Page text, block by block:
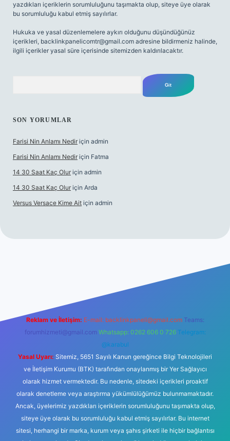
yazdıkları içeriklerin sorumluluğunu taşımakta olup, siteye üye olarak
bu sorumluluğu kabul etmiş sayılırlar.
Hukuka ve yasal düzenlemelere aykırı olduğunu düşündüğünüz
içerikleri, backlinkpanelicomtr@gmail.com adresine bildirmeniz halinde,
ilgili içerikler yasal süre içerisinde sitemizden kaldırılacaktır.
SON YORUMLAR
Farisi Nin Anlamı Nedir için admin
Farisi Nin Anlamı Nedir için Fatma
14 30 Saat Kaç Olur için admin
14 30 Saat Kaç Olur için Arda
Versus Versace Kime Ait için admin
Reklam ve İletişim: E-mail: backlinkpaneli@gmail.com Teams:
forumhizmeti@gmail.com Whatsapp: 0262 606 0 726 Telegram:
@karabul
Yasal Uyarı: Sitemiz, 5651 Sayılı Kanun gereğince Bilgi Teknolojileri
ve İletişim Kurumu (BTK) tarafından onaylanmış bir Yer Sağlayıcı
olarak hizmet vermektedir. Bu nedenle, sitedeki içerikleri proaktif
olarak denetleme veya araştırma yükümlülüğümüz bulunmamaktadır.
Ancak, üyelerimiz yazdıkları içeriklerin sorumluluğunu taşımakta olup,
siteye üye olarak bu sorumluluğu kabul etmiş sayılırlar. Bu internet
sitesi, herhangi bir marka, kurum veya şahıs şirketi ile hiçbir bağlantısı